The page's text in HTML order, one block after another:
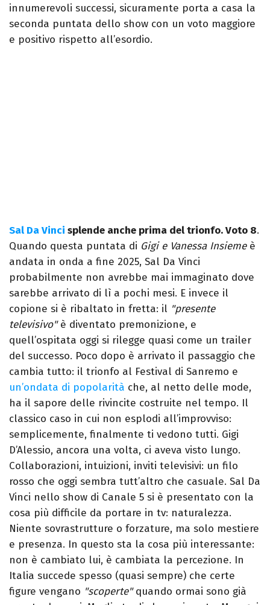
innumerevoli successi, sicuramente porta a casa la
seconda puntata dello show con un voto maggiore
e positivo rispetto all’esordio.
Sal Da Vinci splende anche prima del trionfo. Voto 8.
Quando questa puntata di Gigi e Vanessa Insiemeè
andata in onda a fine 2025, Sal Da Vinci
probabilmente non avrebbe mai immaginato dove
sarebbe arrivato di lì a pochi mesi. E invece il
copione si è ribaltato in fretta: il "presente
televisivo"è diventato premonizione, e
quell’ospitata oggi si rilegge quasi come un trailer
del successo. Poco dopo è arrivato il passaggio che
cambia tutto: il trionfo al Festival di Sanremo e
un’ondata di popolarità che, al netto delle mode,
ha il sapore delle rivincite costruite nel tempo. Il
classico caso in cui non esplodi all’improvviso:
semplicemente, finalmente ti vedono tutti. Gigi
D’Alessio, ancora una volta, ci aveva visto lungo.
Collaborazioni, intuizioni, inviti televisivi: un filo
rosso che oggi sembra tutt’altro che casuale. Sal Da
Vinci nello show di Canale 5 si è presentato con la
cosa più difficile da portare in tv: naturalezza.
Niente sovrastrutture o forzature, ma solo mestiere
e presenza. In questo sta la cosa più interessante:
non è cambiato lui, è cambiata la percezione. In
Italia succede spesso (quasi sempre) che certe
figure vengano "scoperte"quando ormai sono già